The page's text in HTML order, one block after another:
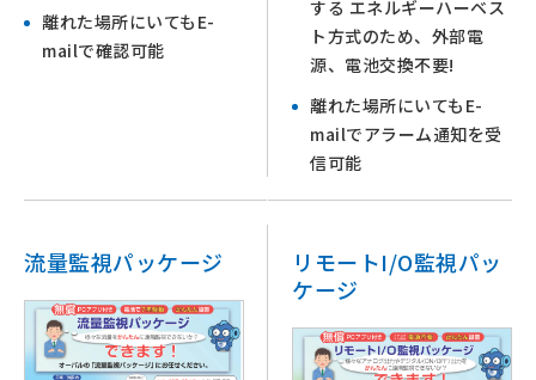
離れた場所にいてもE-
mailで確認可能
する エネルギーハーベス
ト方式のため、外部電
源、電池交換不要!
離れた場所にいてもE-
mailでアラーム通知を受
信可能
流量監視パッケージ
リモートI/O監視パッ
ケージ